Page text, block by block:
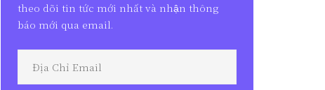
theo dõi tin tức mới nhất và nhận thông
báo mới qua email.
Chỉ